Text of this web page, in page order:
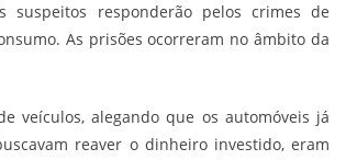
suspeitos responderão pelos crimes de
As prisões ocorreram no âmbito da
veículos, alegando que os automóveis já
reaver o dinheiro investido, eram